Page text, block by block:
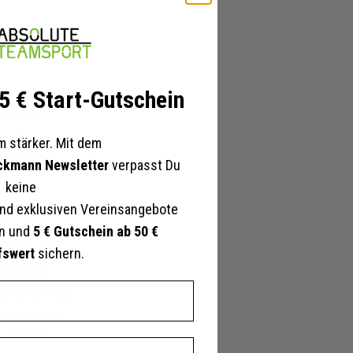
für
sind.
Spielfeld
zu
hilft dir,
Die
zu
Energie
€ Start-Gutschein
stärker. Mit dem
Newsletterverpasst Du
keine
exklusiven Vereinsangebote
und 5 € Gutschein ab 50 €
sichern.